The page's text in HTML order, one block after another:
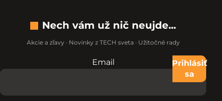
Nech vám už nič neujde...
Akcie a zľavy · Novinky z TECH sveta · Užitočné rady
Nevypĺňajte toto pole:
Email
Prihlásiť
sa